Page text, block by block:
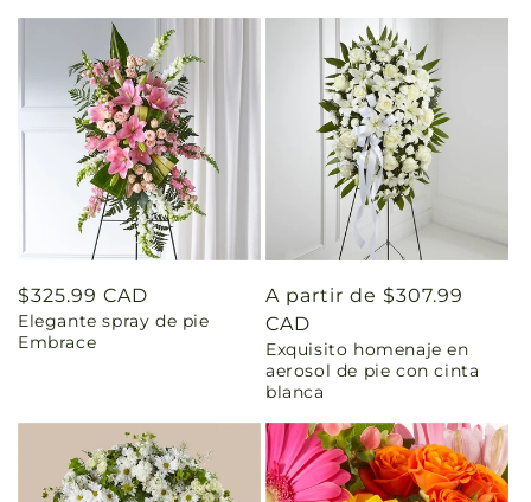
Precio
habitual
$325.99 CAD
Elegante spray de pie
Embrace
Precio
habitual
A partir de $307.99
CAD
Exquisito homenaje en
aerosol de pie con cinta
blanca